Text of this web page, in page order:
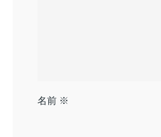
名前 ※